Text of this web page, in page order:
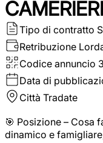
Tipo di contratto
Retribuzione
Codice annuncio
Data di
Città Tradate
🎯 Posizione – Cosa
dinamico e